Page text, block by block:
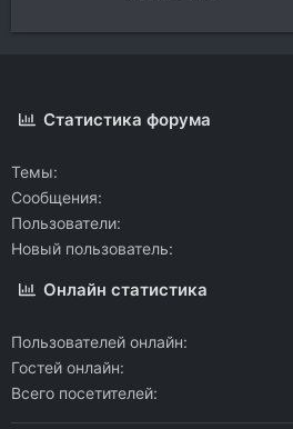
Статистика форума
Темы
Сообщения
Пользователи
Новый пользователь
Онлайн статистика
Пользователей онлайн
Гостей онлайн
Всего посетителей